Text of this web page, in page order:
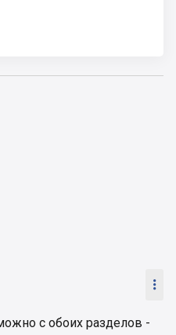

с обоих разделов -